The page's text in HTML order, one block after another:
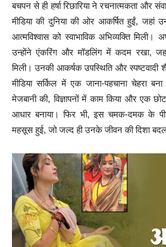
बचपन से ही हर्षा रिछारिया ने रचनात्मकता और
मीडिया की दुनिया की ओर आकर्षित हुईं, जहां
आत्मविश्वास को स्वाभाविक अभिव्यक्ति मिली।
उन्होंने एंकरिंग और मॉडलिंग में कदम रखा,
मिली। उनकी आकर्षक उपस्थिति और स्पष्टवादी
मीडिया सर्किल में एक जाना-पहचाना चेहरा
मेजबानी की, विज्ञापनों में काम किया और एक
आधार बनाया। फिर भी, इस चमक-दमक के
महसूस हुई, जो जल्द ही उनके जीवन की दिशा